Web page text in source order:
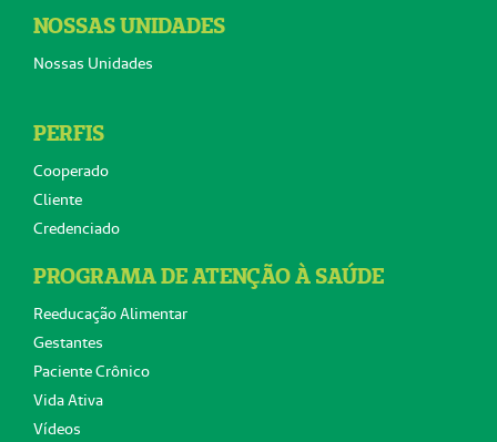
NOSSAS UNIDADES
Nossas Unidades
PERFIS
Cooperado
Cliente
Credenciado
PROGRAMA DE ATENÇÃO À SAÚDE
Reeducação Alimentar
Gestantes
Paciente Crônico
Vida Ativa
Vídeos